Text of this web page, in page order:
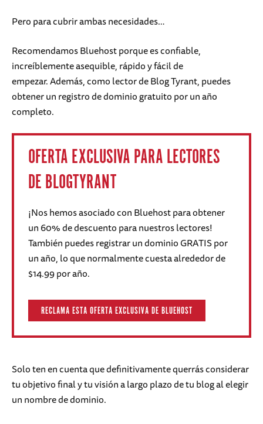
Pero para cubrir ambas necesidades…
Recomendamos Bluehost porque es confiable,
increíblemente asequible, rápido y fácil de
empezar. Además, como lector de Blog Tyrant, puedes
obtener un registro de dominio gratuito por un año
completo.
OFERTA EXCLUSIVA PARA LECTORES
DE BLOGTYRANT
¡Nos hemos asociado con Bluehost para obtener
un 60% de descuento para nuestros lectores!
También puedes registrar un dominio GRATIS por
un año, lo que normalmente cuesta alrededor de
$14.99 por año.
RECLAMA ESTA OFERTA EXCLUSIVA DE BLUEHOST
Solo ten en cuenta que definitivamente querrás considerar
tu objetivo final y tu visión a largo plazo de tu blog al elegir
un nombre de dominio.